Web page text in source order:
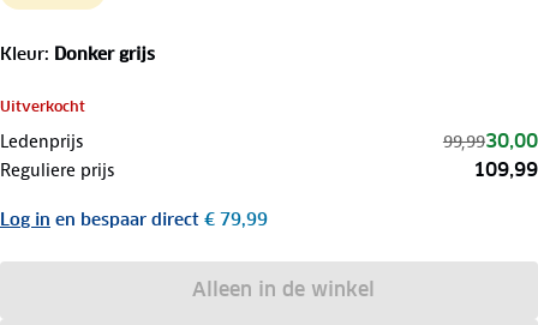
Kleur: Donker grijs
Uitverkocht
Ledenprijs 99,9930,00
Reguliere prijs 109,99
Log in en bespaar direct € 79,99
Alleen in de winkel